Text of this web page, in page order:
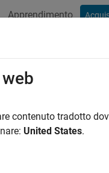
Apprendimento
di colore
i dati dei sensori di
con i dati dei sensori
contenuto tradotto
United States.